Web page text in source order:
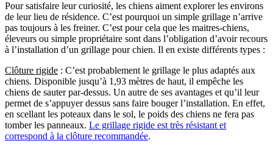
Pour satisfaire leur curiosité, les chiens aiment explorer les environs
de leur lieu de résidence. C’est pourquoi un simple grillage n’arrive
pas toujours à les freiner. C’est pour cela que les maitres-chiens,
éleveurs ou simple propriétaire sont dans l’obligation d’avoir recours
à l’installation d’un grillage pour chien. Il en existe différents types :
Clôture rigide : C’est probablement le grillage le plus adaptés aux
chiens. Disponible jusqu’à 1,93 mètres de haut, il empêche les
chiens de sauter par-dessus. Un autre de ses avantages et qu’il leur
permet de s’appuyer dessus sans faire bouger l’installation. En effet,
en scellant les poteaux dans le sol, le poids des chiens ne fera pas
tomber les panneaux. Le grillage rigide est très résistant et
correspond à la clôture recommandée.